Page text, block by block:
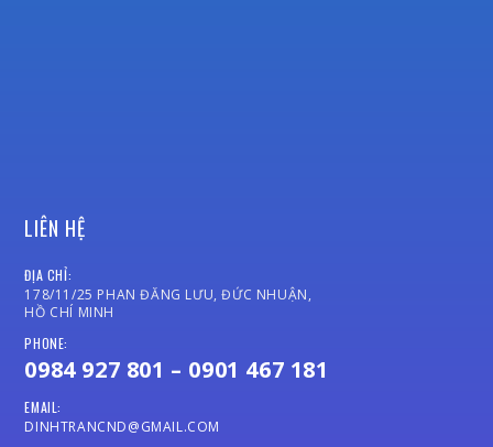
LIÊN HỆ
ĐỊA CHỈ:
178/11/25 PHAN ĐĂNG LƯU, ĐỨC NHUẬN,
HỒ CHÍ MINH
PHONE:
0984 927 801 – 0901 467 181
EMAIL:
DINHTRANCND@GMAIL.COM